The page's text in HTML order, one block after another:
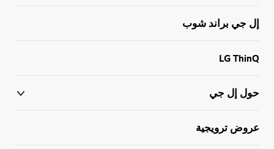
إل جي براند شوب
LG ThinQ
حول إل جي
عروض ترويجية